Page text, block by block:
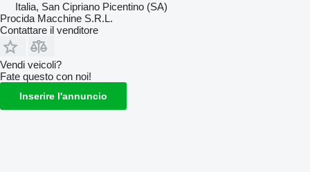
Italia, San Cipriano Picentino (SA)
Procida Macchine S.R.L.
Contattare il venditore
Vendi veicoli?
Fate questo con noi!
Inserire l'annuncio